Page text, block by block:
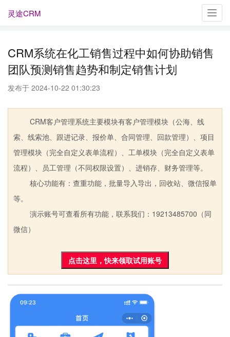
灵途CRM
CRM系统在化工销售过程中如何协助销售
团队预测销售趋势和制定销售计划
发布于 2024-10-22 01:30:23
CRM客户管理系统主要模块有客户管理模块（公海、线
索、线索池、跟进记录、报价单、合同管理、回款管理）、项目
管理模块（完全自定义表单流程）、工单模块（完全自定义表单
流程）、员工管理（不同权限设置）、进销存、财务管理等。
核心功能有：查重功能，批量导入导出，回收站、微信报单
等。
演示账号可查看所有功能，联系我们：19213485700（同
微信）
点击这里，快来领取试用账号